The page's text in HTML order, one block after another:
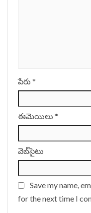
పేరు *
ఈమెయిలు *
వెబ్‌సైటు
Save my name,
for the next time I